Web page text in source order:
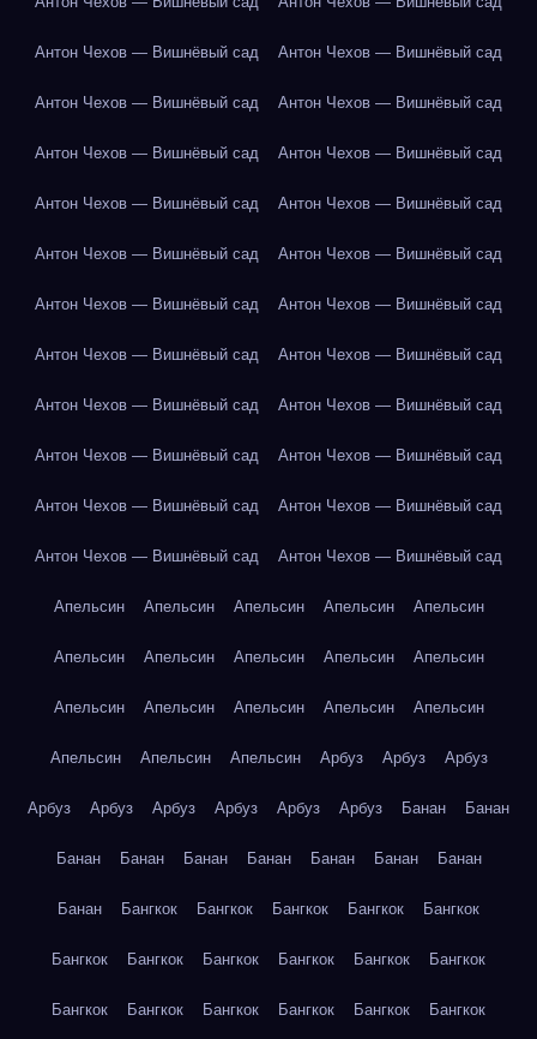
Антон Чехов — Вишнёвый сад Антон Чехов — Вишнёвый сад
Антон Чехов — Вишнёвый сад Антон Чехов — Вишнёвый сад
Антон Чехов — Вишнёвый сад Антон Чехов — Вишнёвый сад
Антон Чехов — Вишнёвый сад Антон Чехов — Вишнёвый сад
Антон Чехов — Вишнёвый сад Антон Чехов — Вишнёвый сад
Антон Чехов — Вишнёвый сад Антон Чехов — Вишнёвый сад
Антон Чехов — Вишнёвый сад Антон Чехов — Вишнёвый сад
Антон Чехов — Вишнёвый сад Антон Чехов — Вишнёвый сад
Антон Чехов — Вишнёвый сад Антон Чехов — Вишнёвый сад
Антон Чехов — Вишнёвый сад Антон Чехов — Вишнёвый сад
Антон Чехов — Вишнёвый сад Антон Чехов — Вишнёвый сад
Апельсин Апельсин Апельсин Апельсин Апельсин
Апельсин Апельсин Апельсин Апельсин Апельсин
Апельсин Апельсин Апельсин Апельсин Апельсин
Апельсин Апельсин Апельсин Арбуз Арбуз Арбуз
Арбуз Арбуз Арбуз Арбуз Арбуз Арбуз Банан Банан
Банан Банан Банан Банан Банан Банан Банан
Банан Бангкок Бангкок Бангкок Бангкок Бангкок
Бангкок Бангкок Бангкок Бангкок Бангкок Бангкок
Бангкок Бангкок Бангкок Бангкок Бангкок Бангкок